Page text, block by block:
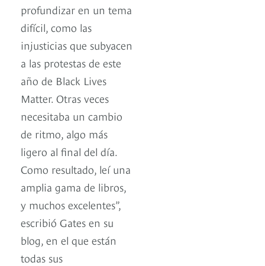
profundizar en un tema
difícil, como las
injusticias que subyacen
a las protestas de este
año de Black Lives
Matter. Otras veces
necesitaba un cambio
de ritmo, algo más
ligero al final del día.
Como resultado, leí una
amplia gama de libros,
y muchos excelentes”,
escribió Gates en su
blog, en el que están
todas sus